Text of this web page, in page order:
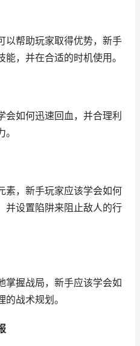
以帮助玩家取得优势，新手
，并在合适的时机使用。
如何迅速回血，并合理利
素，新手玩家应该学会如何
并设置陷阱来阻止敌人的行
掌握战局，新手应该学会如
战术规划。